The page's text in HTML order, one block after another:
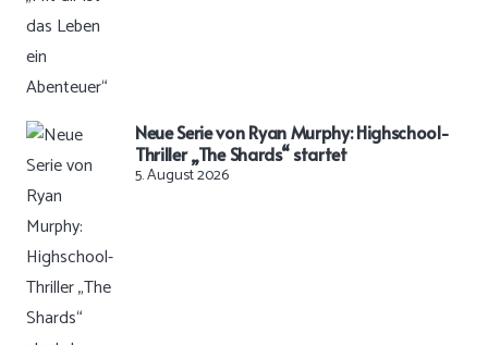
Neue Serie von Ryan Murphy: Highschool-
Thriller „The Shards“ startet
5. August 2026